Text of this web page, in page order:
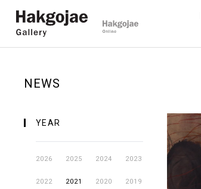
NEWS
YEAR
2026 2025 2024 2023
2022 2021 2020 2019